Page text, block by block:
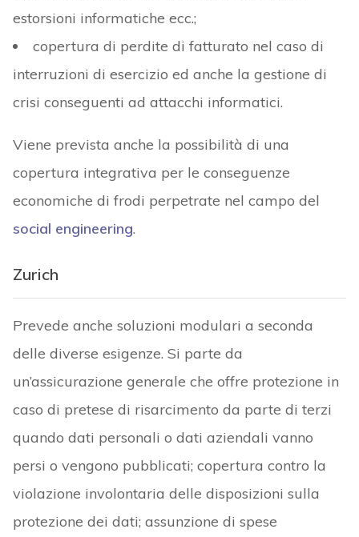
estorsioni informatiche ecc.;
copertura di perdite di fatturato nel caso di
interruzioni di esercizio ed anche la gestione di
crisi conseguenti ad attacchi informatici.
Viene prevista anche la possibilità di una
copertura integrativa per le conseguenze
economiche di frodi perpetrate nel campo del
social engineering.
Zurich
Prevede anche soluzioni modulari a seconda
delle diverse esigenze. Si parte da
un’assicurazione generale che offre protezione in
caso di pretese di risarcimento da parte di terzi
quando dati personali o dati aziendali vanno
persi o vengono pubblicati; copertura contro la
violazione involontaria delle disposizioni sulla
protezione dei dati; assunzione di spese